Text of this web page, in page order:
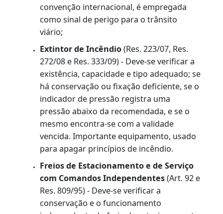
assustar ou causar males a pedestres ou a
condutores de outros veículos;
para apressar o pedestre na via pública;
a pretexto de chamar alguém ou quando
se tratar de veículo à frete, para angariar
passageiros;
ou equipamento similar com som ou
frequência em desacordo com as
estipulações do Conselho Nacional de
Trânsito.
Dispositivo de Sinalização Luminosa ou
Refletora de Emergência, independente